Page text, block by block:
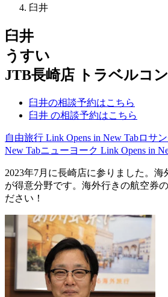
臼井
臼井
うすい
JTB長崎店 トラベルコ
臼井の相談予約はこちら
臼井 の相談予約はこちら
自由旅行 Link Opens in New Tabロサ
New Tabニューヨーク Link Opens in
2023年7月に長崎店に参りました。
が得意分野です。海外行きの航空券
ださい！